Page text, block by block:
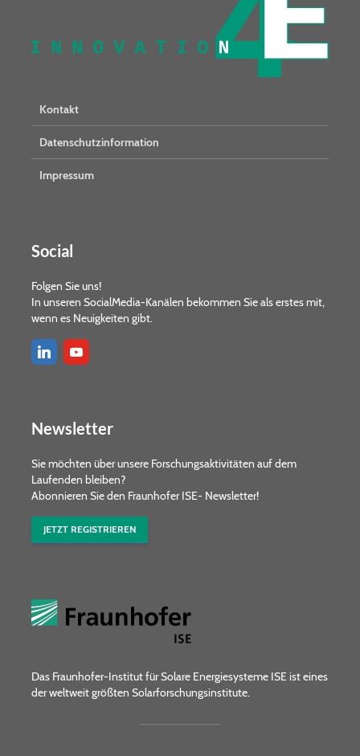
Kontakt
Datenschutzinformation
Impressum
Social
Folgen Sie uns!
In unseren SocialMedia-Kanälen bekommen Sie als erstes mit,
wenn es Neuigkeiten gibt.
Newsletter
Sie möchten über unsere Forschungs­aktivitäten auf dem
Laufenden bleiben?
Abonnieren Sie den Fraunhofer ISE- Newsletter!
JETZT REGISTRIEREN
Das Fraunhofer-Institut für Solare Energiesysteme ISE ist eines
der weltweit größten Solarforschungsinstitute.